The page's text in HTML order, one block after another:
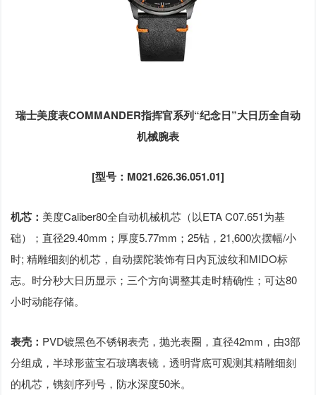
瑞士美度表COMMANDER指挥官系列“纪念日”大日历全自动
机械腕表
[型号：M021.626.36.051.01]
机芯： 美度Caliber80全自动机械机芯（以ETA C07.651为基
础）；直径29.40mm；厚度5.77mm；25钻，21,600次摆幅/小
时; 精雕细刻的机芯，自动摆陀装饰有日内瓦波纹和MIDO标
志。时分秒大日历显示；三个方向调整其走时精确性；可达80
小时动能存储。
表壳： PVD镀黑色不锈钢表壳，抛光表圈，直径42mm，由3部
分组成，半球形蓝宝石玻璃表镜，透明背底可观测其精雕细刻
的机芯，镌刻序列号，防水深度50米。